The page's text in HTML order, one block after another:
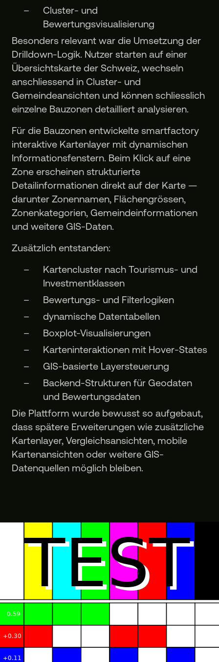
Cluster- und
Bewertungsvisualisierung
Besonders relevant war die Umsetzung der
Drilldown-Logik. Nutzer starten auf einer
Übersichtskarte der Schweiz, wechseln
anschliessend in Cluster- und
Gemeindeansichten und können schliesslich
einzelne Bauzonen detailliert analysieren.
Für die Bauzonen entwickelte smartfactory
interaktive Kartenlayer mit dynamischen
Informationsfenstern. Beim Klick auf eine
Zone erscheinen strukturierte
Detailinformationen direkt auf der Karte —
darunter Zonennamen, Flächengrössen,
Zonenkategorien, Gemeindeinformationen
und weitere GIS-Daten.
Zusätzlich entstanden:
Kartencluster nach Tourismus- und
Investmentklassen
Bewertungs- und Filterlogiken
dynamische Datentabellen
Boxplot-Visualisierungen
Karteninteraktionen mit Hover-States
GIS-basierte Layersteuerung
Backend-Strukturen für Geodaten
und Bewertungsdaten
Die Plattform wurde bewusst so aufgebaut,
dass spätere Erweiterungen wie zusätzliche
Kartenlayer, Vergleichsansichten, mobile
Kartenansichten oder weitere GIS-
Datenquellen möglich bleiben.